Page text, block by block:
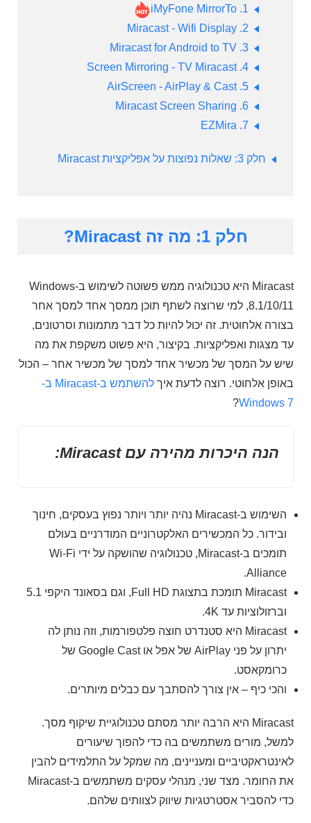
1. iMyFone MirrorTo
2. Miracast - Wifi Display
3. Miracast for Android to TV
4. Screen Mirroring - TV Miracast
5. AirScreen - AirPlay & Cast
6. Miracast Screen Sharing
7. EZMira
חלק 3: שאלות נפוצות על אפליקציות Miracast
חלק 1: מה זה Miracast?
Miracast היא טכנולוגיה ממש פשוטה לשימוש ב-Windows
8.1/10/11, למי שרוצה לשתף תוכן ממסך אחד למסך אחר
בצורה אלחוטית. זה יכול להיות כל דבר מתמונות וסרטונים,
עד מצגות ואפליקציות. בקיצור, היא פשוט משקפת את מה
שיש על המסך של מכשיר אחד למסך של מכשיר אחר – הכול
באופן אלחוטי. רוצה לדעת איך
להשתמש ב-Miracast ב-
Windows 7
?
הנה היכרות מהירה עם Miracast:
השימוש ב-Miracast נהיה יותר ויותר נפוץ בעסקים, חינוך
ובידור. כל המכשירים האלקטרוניים המודרניים בעולם
תומכים ב-Miracast, טכנולוגיה שהושקה על ידי Wi-Fi
Alliance.
Miracast תומכת בתצוגת Full HD, וגם בסאונד היקפי 5.1
וברזולוציות עד 4K.
Miracast היא סטנדרט חוצה פלטפורמות, וזה נותן לה
יתרון על פני AirPlay של אפל או Google Cast של
כרומקאסט.
והכי כיף – אין צורך להסתבך עם כבלים מיותרים.
Miracast היא הרבה יותר מסתם טכנולוגיית שיקוף מסך.
למשל, מורים משתמשים בה כדי להפוך שיעורים
לאינטראקטיביים ומעניינים, מה שמקל על התלמידים להבין
את החומר. מצד שני, מנהלי עסקים משתמשים ב-Miracast
כדי להסביר אסטרטגיות שיווק לצוותים שלהם.